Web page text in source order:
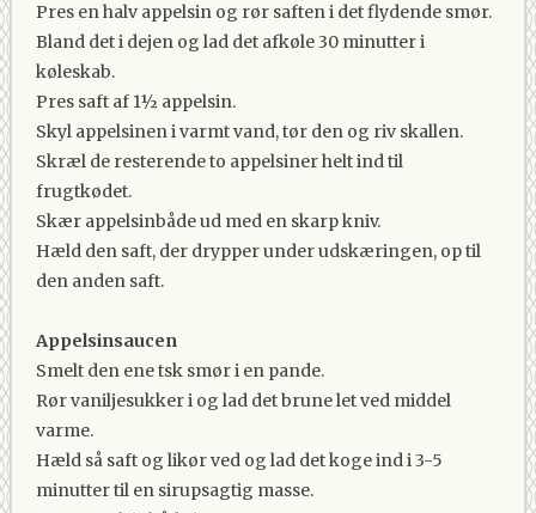
Pres en halv appelsin og rør saften i det flydende smør.
Bland det i dejen og lad det afkøle 30 minutter i
køleskab.
Pres saft af 1½ appelsin.
Skyl appelsinen i varmt vand, tør den og riv skallen.
Skræl de resterende to appelsiner helt ind til
frugtkødet.
Skær appelsinbåde ud med en skarp kniv.
Hæld den saft, der drypper under udskæringen, op til
den anden saft.
Appelsinsaucen
Smelt den ene tsk smør i en pande.
Rør vaniljesukker i og lad det brune let ved middel
varme.
Hæld så saft og likør ved og lad det koge ind i 3-5
minutter til en sirupsagtig masse.